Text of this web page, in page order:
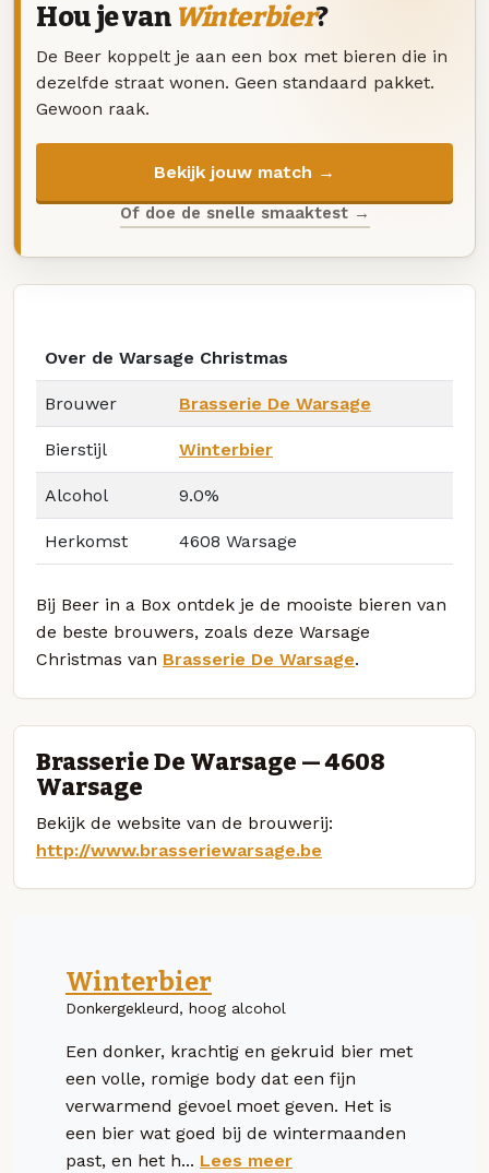
Hou je van Winterbier?
De Beer koppelt je aan een box met bieren die in
dezelfde straat wonen. Geen standaard pakket.
Gewoon raak.
Bekijk jouw match →
Of doe de snelle smaaktest →
Over de Warsage Christmas
Brouwer Brasserie De Warsage
Bierstijl Winterbier
Alcohol 9.0%
Herkomst 4608 Warsage
Bij Beer in a Box ontdek je de mooiste bieren van
de beste brouwers, zoals deze Warsage
Christmas van Brasserie De Warsage.
Brasserie De Warsage — 4608
Warsage
Bekijk de website van de brouwerij:
http://www.brasseriewarsage.be
Winterbier
Donkergekleurd, hoog alcohol
Een donker, krachtig en gekruid bier met
een volle, romige body dat een fijn
verwarmend gevoel moet geven. Het is
een bier wat goed bij de wintermaanden
past, en het h... Lees meer